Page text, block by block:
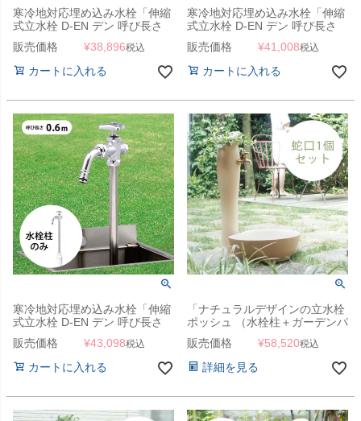
寒冷地対応埋め込み水栓「伸縮
式立水栓 D-EN デン 呼び長さ
0.4M （給水栓ボックス別
売）」
販売価格 ¥38,896税込
カートに入れる
寒冷地対応埋め込み水栓「伸縮
式立水栓 D-EN デン 呼び長さ
0.5M （給水栓ボックス別
売）」
販売価格 ¥41,008税込
カートに入れる
寒冷地対応埋め込み水栓「伸縮
式立水栓 D-EN デン 呼び長さ
0.6M （給水栓ボックス別
売）」
販売価格 ¥43,098税込
カートに入れる
「ナチュラルデザインの立水栓
ポッシュ （水栓柱＋ガーデンパ
ン＋蛇口1個セット）」
販売価格 ¥58,520税込
詳細を見る